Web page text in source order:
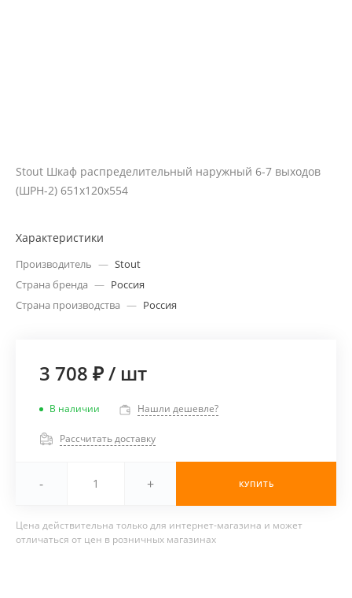
Stout Шкаф распределительный наружный 6-7 выходов
(ШРН-2) 651х120х554
Характеристики
Производитель — Stout
Страна бренда — Россия
Страна производства — Россия
3 708 ₽/ шт
В наличии Нашли дешевле?
Рассчитать доставку
- + КУПИТЬ
Цена действительна только для интернет-магазина и может
отличаться от цен в розничных магазинах